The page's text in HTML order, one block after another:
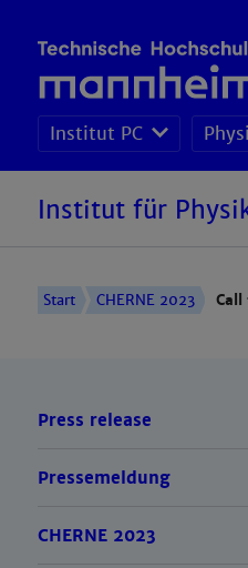
Institut PC
Institut für
Start CHERNE 2023 Call
Press release
Pressemeldung
CHERNE 2023